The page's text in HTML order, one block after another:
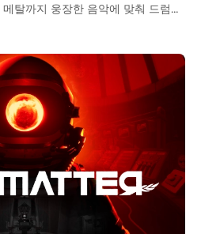
탈까지 웅장한 음악에 맞춰 드럼을